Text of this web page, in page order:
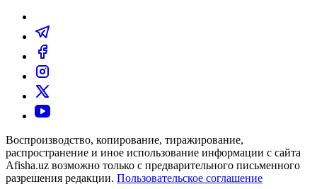
Воспроизводство, копирование, тиражирование,
распространение и иное использование информации с сайта
Afisha.uz возможно только с предварительного письменного
разрешения редакции. Пользовательское соглашение